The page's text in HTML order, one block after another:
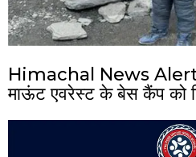
Himachal News
माऊंट एवरेस्ट के बेस कैंप को